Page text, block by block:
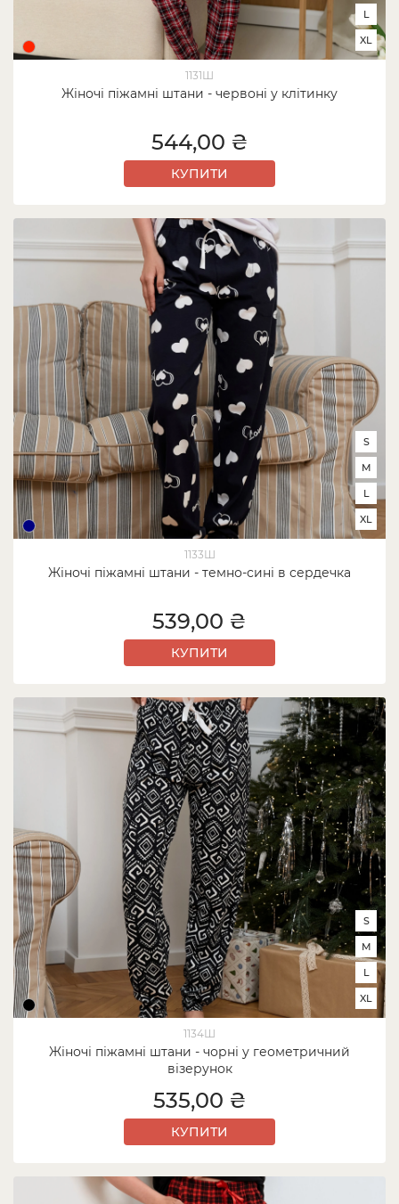
1131Ш
Жіночі піжамні штани - червоні у клітинку
L
XL
544,00 ₴
КУПИТИ
1133Ш
Жіночі піжамні штани - темно-сині в сердечка
S
M
L
XL
539,00 ₴
КУПИТИ
1134Ш
Жіночі піжамні штани - чорні у геометричний
візерунок
S
M
L
XL
535,00 ₴
КУПИТИ